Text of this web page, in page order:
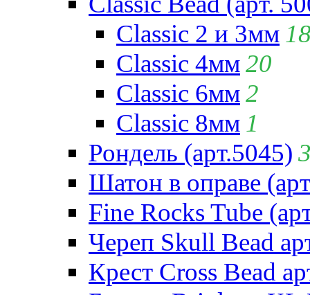
Classic 2 и 3мм
Classic 4мм20
Classic 6мм2
Classic 8мм 1
Рондель (арт.5045)
Шатон в оправе
Fine Rocks Tube
Череп Skull Bead
Крест Cross Bead